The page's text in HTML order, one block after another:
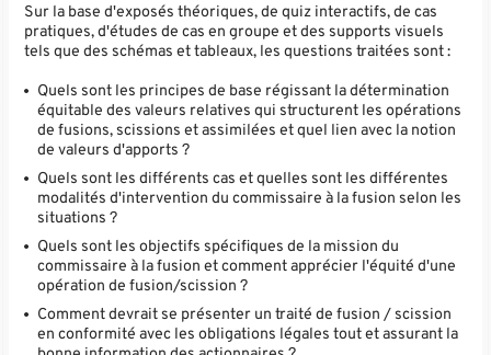
Sur la base d'exposés théoriques, de quiz interactifs, de cas
pratiques, d'études de cas en groupe et des supports visuels
tels que des schémas et tableaux, les questions traitées sont :
Quels sont les principes de base régissant la détermination
équitable des valeurs relatives qui structurent les opérations
de fusions, scissions et assimilées et quel lien avec la notion
de valeurs d'apports ?
Quels sont les différents cas et quelles sont les différentes
modalités d'intervention du commissaire à la fusion selon les
situations ?
Quels sont les objectifs spécifiques de la mission du
commissaire à la fusion et comment apprécier l'équité d'une
opération de fusion/scission ?
Comment devrait se présenter un traité de fusion / scission
en conformité avec les obligations légales tout et assurant la